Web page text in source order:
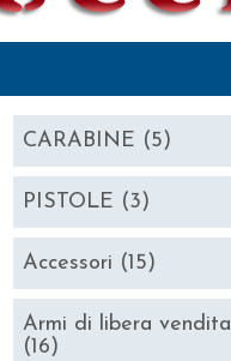
CARABINE (5)
PISTOLE (3)
Accessori (15)
Armi di libera vendita
(16)